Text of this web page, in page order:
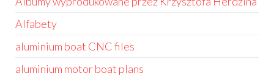
Alfabety
aluminium boat CNC files
aluminium motor boat plans